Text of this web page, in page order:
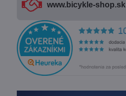
www​.bicykle-shop​.sk